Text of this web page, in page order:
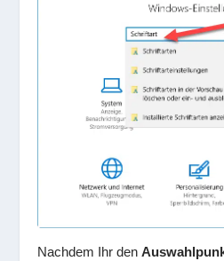
Nachdem Ihr den